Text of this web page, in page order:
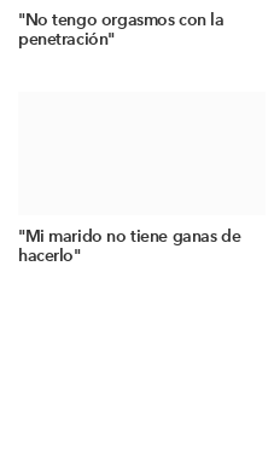
"No tengo orgasmos con la
penetración"
"Mi marido no tiene ganas de
hacerlo"